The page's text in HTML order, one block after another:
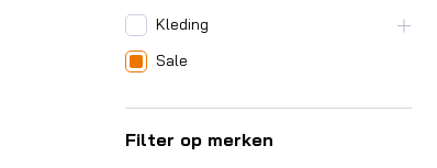
Kleding
Sale
Filter op merken